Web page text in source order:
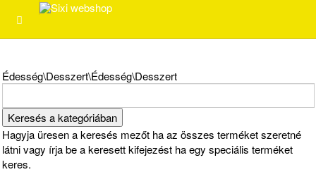
Édesség\Desszert\Édesség\Desszert
Hagyja üresen a keresés mezőt ha az összes terméket szeretné
látni vagy írja be a keresett kifejezést ha egy speciális terméket
keres.